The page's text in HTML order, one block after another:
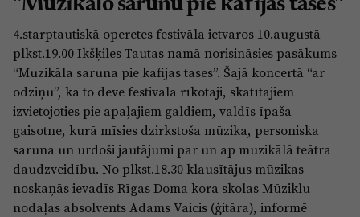
Drošība
Pierīga
Ādaži
Ķekava
Mārupe
Projekti
Mediju atbalsta fonds
Zivju fonds
Zaļā nākotne
"Muzikālo sarunu pie kafijas tases"
4.starptautiskā operetes festivāla ietvaros 10.augustā
plkst.19.00 Ikšķiles Tautas namā norisināsies pasākums
“Muzikāla saruna pie kafijas tases”. Šajā koncertā “ar
odziņu”, kā to dēvē festivāla rīkotāji, skatītājiem
izvietojoties pie apaļajiem galdiem, valdīs īpaša
gaisotne, kurā mīsies dzirkstoša mūzika, personiska
saruna un urdoši jautājumi par un ap muzikālā teātra
daudzveidību. No plkst.18.30 klausītājus mūzikas
noskaņās ievadīs Rīgas Doma kora skolas Mūziklu
nodaļas absolvents Adams Vaicis (ģitāra), informē